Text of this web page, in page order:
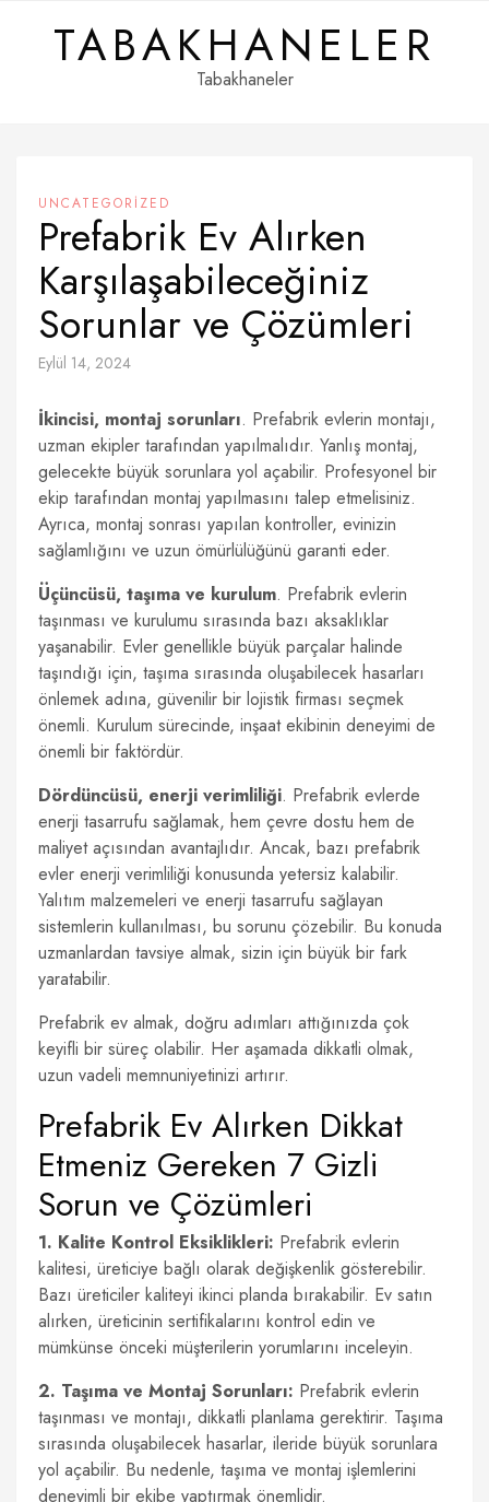
TABAKHANELER
Tabakhaneler
UNCATEGORIZED
Prefabrik Ev Alırken
Karşılaşabileceğiniz
Sorunlar ve Çözümleri
Eylül 14, 2024
İkincisi, montaj sorunları. Prefabrik evlerin montajı,
uzman ekipler tarafından yapılmalıdır. Yanlış montaj,
gelecekte büyük sorunlara yol açabilir. Profesyonel bir
ekip tarafından montaj yapılmasını talep etmelisiniz.
Ayrıca, montaj sonrası yapılan kontroller, evinizin
sağlamlığını ve uzun ömürlülüğünü garanti eder.
Üçüncüsü, taşıma ve kurulum. Prefabrik evlerin
taşınması ve kurulumu sırasında bazı aksaklıklar
yaşanabilir. Evler genellikle büyük parçalar halinde
taşındığı için, taşıma sırasında oluşabilecek hasarları
önlemek adına, güvenilir bir lojistik firması seçmek
önemli. Kurulum sürecinde, inşaat ekibinin deneyimi de
önemli bir faktördür.
Dördüncüsü, enerji verimliliği. Prefabrik evlerde
enerji tasarrufu sağlamak, hem çevre dostu hem de
maliyet açısından avantajlıdır. Ancak, bazı prefabrik
evler enerji verimliliği konusunda yetersiz kalabilir.
Yalıtım malzemeleri ve enerji tasarrufu sağlayan
sistemlerin kullanılması, bu sorunu çözebilir. Bu konuda
uzmanlardan tavsiye almak, sizin için büyük bir fark
yaratabilir.
Prefabrik ev almak, doğru adımları attığınızda çok
keyifli bir süreç olabilir. Her aşamada dikkatli olmak,
uzun vadeli memnuniyetinizi artırır.
Prefabrik Ev Alırken Dikkat
Etmeniz Gereken 7 Gizli
Sorun ve Çözümleri
1. Kalite Kontrol Eksiklikleri: Prefabrik evlerin
kalitesi, üreticiye bağlı olarak değişkenlik gösterebilir.
Bazı üreticiler kaliteyi ikinci planda bırakabilir. Ev satın
alırken, üreticinin sertifikalarını kontrol edin ve
mümkünse önceki müşterilerin yorumlarını inceleyin.
2. Taşıma ve Montaj Sorunları: Prefabrik evlerin
taşınması ve montajı, dikkatli planlama gerektirir. Taşıma
sırasında oluşabilecek hasarlar, ileride büyük sorunlara
yol açabilir. Bu nedenle, taşıma ve montaj işlemlerini
deneyimli bir ekibe yaptırmak önemlidir.